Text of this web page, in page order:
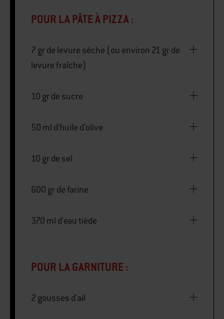
POUR LA PÂTE À PIZZA :
7 gr de levure sèche (ou environ 21 gr de
levure fraîche)
10 gr de sucre
50 ml d'huile d'olive
10 gr de sel
600 gr de farine
370 ml d'eau tiède
POUR LA GARNITURE :
2 gousses d'ail